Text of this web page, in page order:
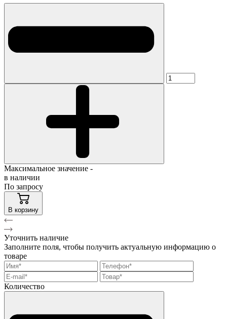
Максимальное значение -
в наличии
По запросу
В корзину
Уточнить наличие
Заполните поля, чтобы получить актуальную информацию о
товаре
Количество